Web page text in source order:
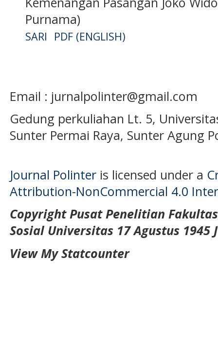
Purnama)
SARI PDF (ENGLISH)
Email : jurnalpolinter@gmail.com
Gedung perkuliahan Lt. 5,
Sunter Permai Raya, Sunter Agung
Journal Polinter is licensed under a
Attribution-NonCommercial 4.0
Copyright Pusat Penelitian
Sosial Universitas 17 Agustus 1945
View My Statcounter